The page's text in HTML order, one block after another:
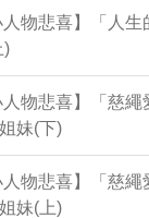
物悲喜】「人生
)
物悲喜】「慈繩
妹(下)
物悲喜】「慈繩
妹(上)